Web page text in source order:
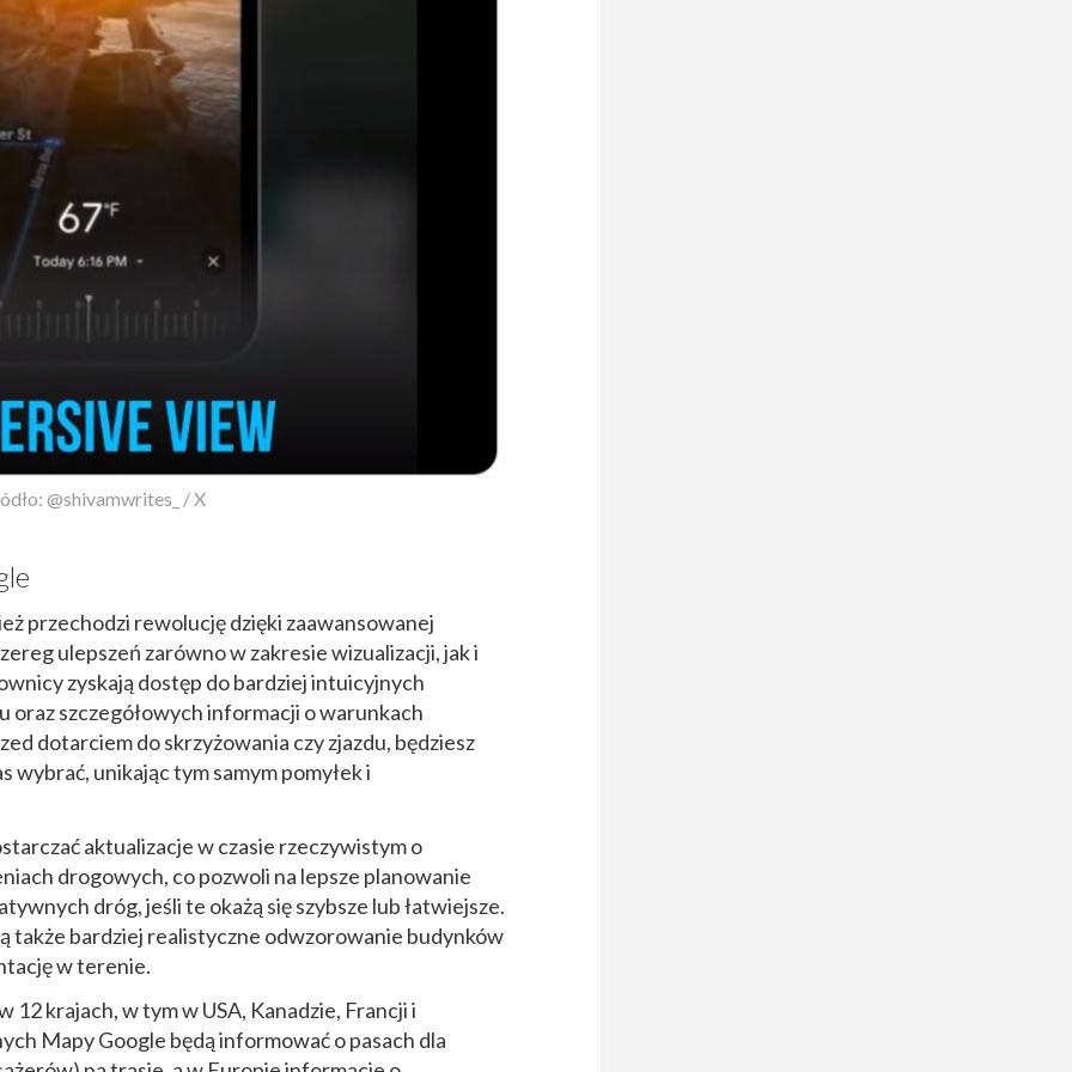
@shivamwrites_ / X
przechodzi rewolucję dzięki zaawansowanej
ulepszeń zarówno w zakresie wizualizacji, jak i
zyskają dostęp do bardziej intuicyjnych
oraz szczegółowych informacji o warunkach
dotarciem do skrzyżowania czy zjazdu, będziesz
wybrać, unikając tym samym pomyłek i
aktualizacje w czasie rzeczywistym o
drogowych, co pozwoli na lepsze planowanie
dróg, jeśli te okażą się szybsze lub łatwiejsze.
także bardziej realistyczne odwzorowanie budynków
w terenie.
krajach, w tym w USA, Kanadzie, Francji i
Mapy Google będą informować o pasach dla